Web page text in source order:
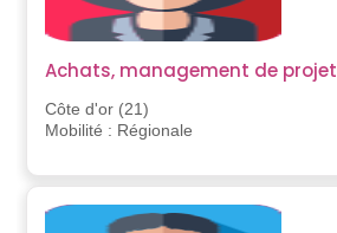
Achats, management de projet
Côte d'or (21)
Mobilité : Régionale